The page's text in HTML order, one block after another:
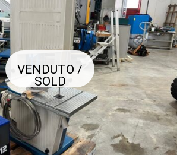
VENDUTO /
SOLD